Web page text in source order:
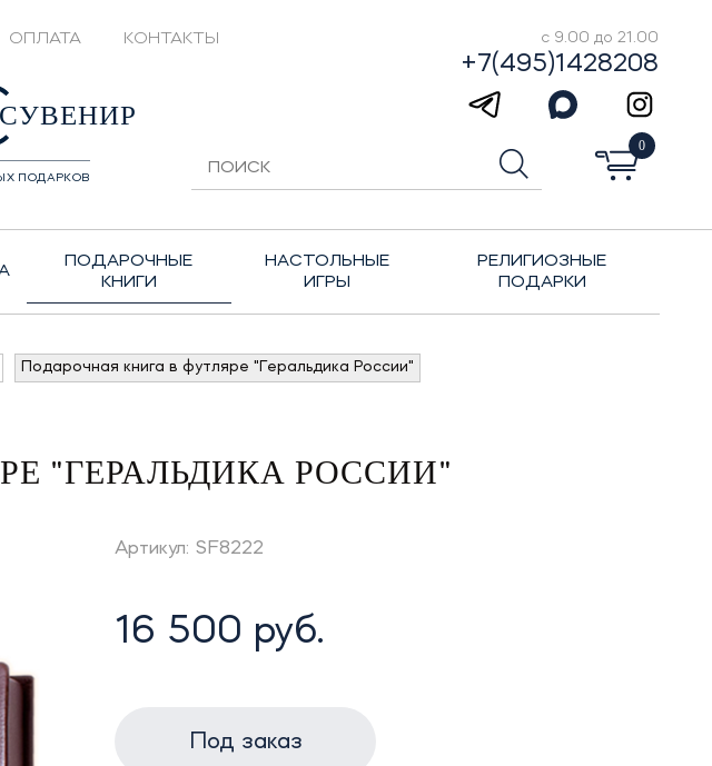
ОПЛАТА КОНТАКТЫ с 9.00 до 21.00
+7(495)1428208
СУВЕНИР
ПОДАРКОВ
0
ПОДАРОЧНЫЕ
КНИГИ
НАСТОЛЬНЫЕ
ИГРЫ
РЕЛИГИОЗНЫЕ
ПОДАРКИ
Подарочная книга в футляре "Геральдика России"
"ГЕРАЛЬДИКА РОССИИ"
Артикул: SF8222
16 500 руб.
Под заказ